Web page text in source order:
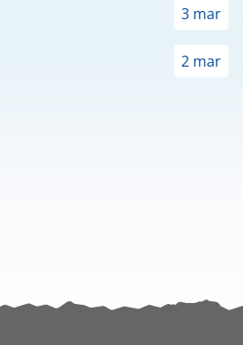
3 mar
2 mar